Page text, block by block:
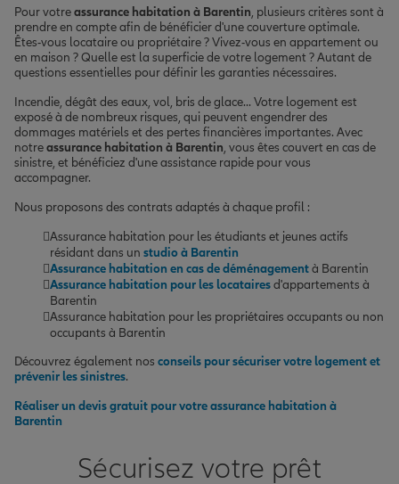
Pour votreassurance habitation à Barentin, plusieurs critères sont à
prendre en compte afin de bénéficier d'une couverture optimale.
Êtes-vous locataire ou propriétaire ? Vivez-vous en appartement ou
en maison ? Quelle est la superficie de votre logement ? Autant de
questions essentielles pour définir les garanties nécessaires.
Incendie, dégât des eaux, vol, bris de glace... Votre logement est
exposé à de nombreux risques, qui peuvent engendrer des
dommages matériels et des pertes financières importantes. Avec
notreassurance habitation à Barentin, vous êtes couvert en cas de
sinistre, et bénéficiez d'une assistance rapide pour vous
accompagner.
Nous proposons des contrats adaptés à chaque profil :
Assurance habitation pour les étudiants et jeunes actifs
résidant dans un studio à Barentin
Assurance habitation en cas de déménagementà Barentin
Assurance habitation pour les locatairesd'appartements à
Barentin
Assurance habitation pour les propriétaires occupants ou non
occupants à Barentin
Découvrez également nos conseils pour sécuriser votre logement et
prévenir les sinistres.
Réaliser un devis gratuit pour votre assurance habitation à
Barentin
Sécurisez votre prêt